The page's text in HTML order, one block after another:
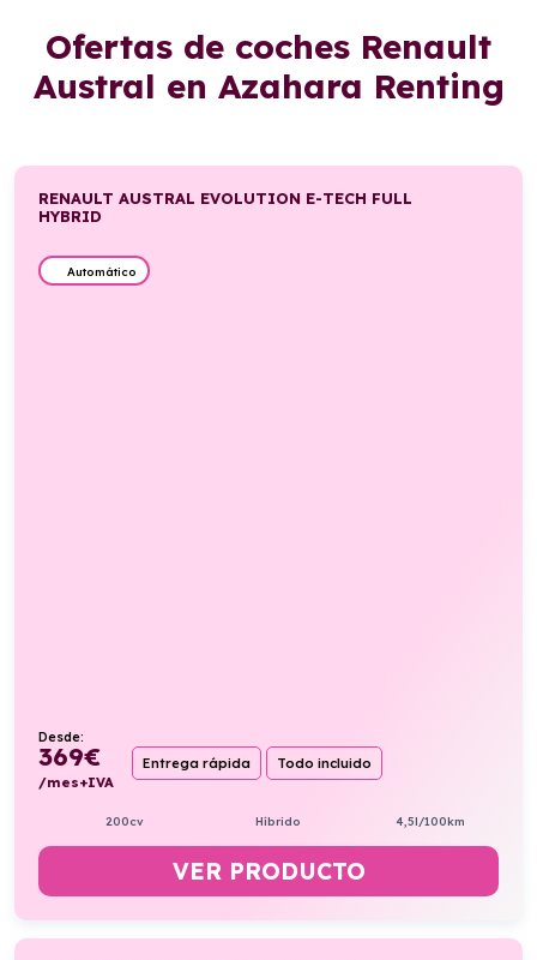
Ofertas de coches Renault
Austral en Azahara Renting
RENAULT AUSTRAL EVOLUTION E-TECH FULL
HYBRID
Automático
Desde:
369€
/mes+IVA
Entrega rápida Todo incluido
200cv Híbrido 4,5l/100km
VER PRODUCTO